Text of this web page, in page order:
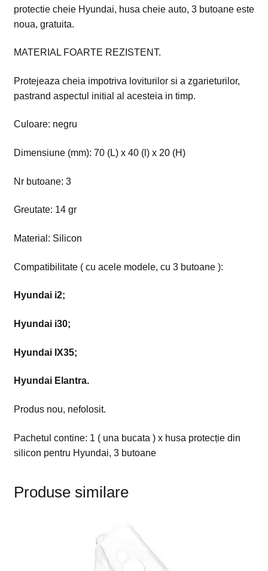
protectie cheie Hyundai, husa cheie auto, 3 butoane este
noua, gratuita.
MATERIAL FOARTE REZISTENT.
Protejeaza cheia impotriva loviturilor si a zgarieturilor,
pastrand aspectul initial al acesteia in timp.
Culoare: negru
Dimensiune (mm): 70 (L) x 40 (l) x 20 (H)
Nr butoane: 3
Greutate: 14 gr
Material: Silicon
Compatibilitate ( cu acele modele, cu 3 butoane ):
Hyundai i2;
Hyundai i30;
Hyundai IX35;
Hyundai Elantra.
Produs nou, nefolosit.
Pachetul contine: 1 ( una bucata ) x husa protecție din
silicon pentru Hyundai, 3 butoane
Produse similare